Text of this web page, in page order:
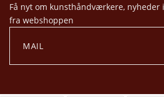
Få nyt om kunsthåndværkere, nyheder
fra webshoppen